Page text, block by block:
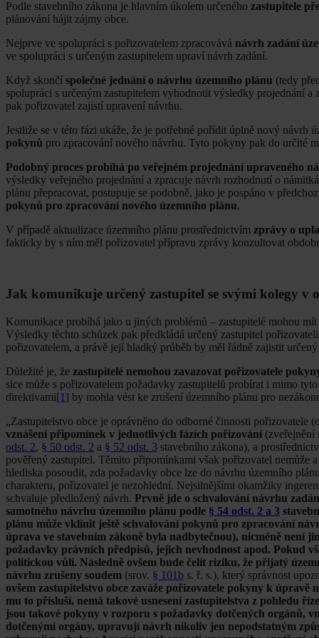
Podle stavebního zákona je hlavním úkolem určeného zastupitele
plánování hájit zájmy obce.
Nejprve ve spolupráci s pořizovatelem zpracovává návrh zadání
ve spolupráci s určeným zastupitelem upraví návrh zadání.
Když skončí společné jednání o návrhu územního plánu (tedy
spolupráci s určeným zastupitelem vyhodnotit výsledky projednání
pak pořizovatel zajistí upravení návrhu.
Jestliže se v této fázi ukáže, že je potřebné pořídit úplně nový návrh
pokynů pro zpracování nového návrhu. Tyto pokyny pak do určité
Podobný proces probíhá po veřejném projednání upraveného
výsledky veřejného projednání a zpracuje návrh rozhodnutí o
plánu přepracovat, postupuje se podobně, jako je pospáno v
pokynů pro zpracování nového územního plánu.
V případě aktualizace územního plánu prostřednictvím zprávy o
fakticky by s ním měl pořizovatel přípravu zprávy konzultovat
Jak komunikuje určený zastupitel se svými kolegy v
Komunikace probíhá jako u jiných problémů – zastupitelé mohou mít
Výsledky těchto schůzek pak předkládá určený zastupitel
pořizovatelem, a právě její hladký průběh by měl řádně zajistit
Důležité je, že zastupitelé nemohou zavazovat pořizovatele
sice může s pořizovatelem požadavky zastupitelů probírat i mimo
direktivami[1] by mohla vést ke zrušení územního plánu pro
„Zastupitelstvo obce je oprávněno do odborné činnosti pořizovatele
vznášení připomínek v jednotlivých fázích pořizování (zveřejnění
odst. 2, § 50 odst. 2 a § 52 odst. 3 stavebního zákona), a
pověřený zastupitel. Těmito připomínkami však pořizovatel nemůže
hlediska posoudit, zda požadavky obce lze do návrhu územního
charakteru, pořizovatel je nezohlední. Nejsilnějšími okamžiky
schvaluje předložený návrh. Prvně jde o schvalování návrhu
samotného návrhu územního plánu podle § 54 odst. 2 a 3
plánu může vklínit ještě schvalování pokynů pro zpracování
úprava ve stavebním zákoně byla nadbytečnou), nicméně není
požadavky právních předpisů, jejich nevhodnost apod. Pokud
politickou vůli. Následně ovšem bude čelit riziku, že přijatý
návrhu zrušeny soudem (srov. § 101b s. ř. s.), který správnost
ovšem zastupitelstvo obce zaváže pořizovatele pokyny k
mu to přísluší, nemá takové usnesení zastupitelstva z pohledu
jsou takové pokyny v rozporu s požadavky dotčených orgánů,
dotčenými orgány, upravují návrh nikoliv jen nepodstatným